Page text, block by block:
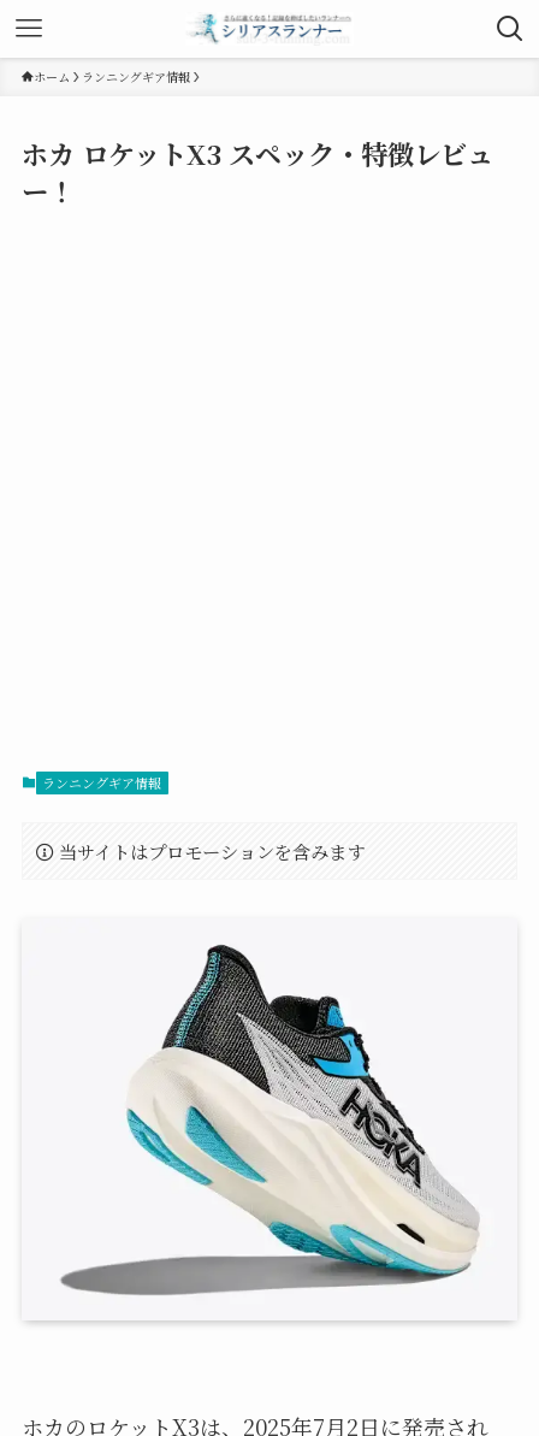
ホーム ランニングギア情報
ホカ ロケットX3 スペック・特徴レビュ
ー！
ランニングギア情報
当サイトはプロモーションを含みます
ホカのロケットX3は、2025年7月2日に発売され